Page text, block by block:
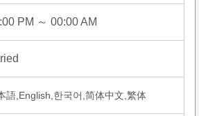
PM ～ 00:00 AM
語,English,한국어,简体中文,繁体